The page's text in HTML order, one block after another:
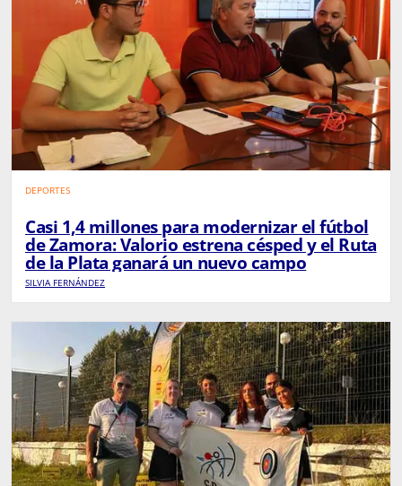
DEPORTES
Casi 1,4 millones para modernizar el fútbol
de Zamora: Valorio estrena césped y el Ruta
de la Plata ganará un nuevo campo
SILVIA FERNÁNDEZ